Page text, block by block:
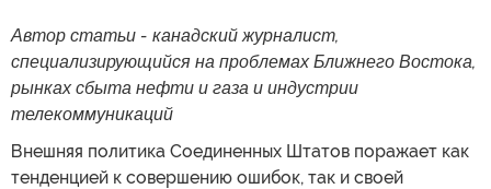
Автор статьи - канадский журналист,
специализирующийся на проблемах Ближнего Востока,
рынках сбыта нефти и газа и индустрии
телекоммуникаций
Внешняя политика Соединенных Штатов поражает как
тенденцией к совершению ошибок, так и своей